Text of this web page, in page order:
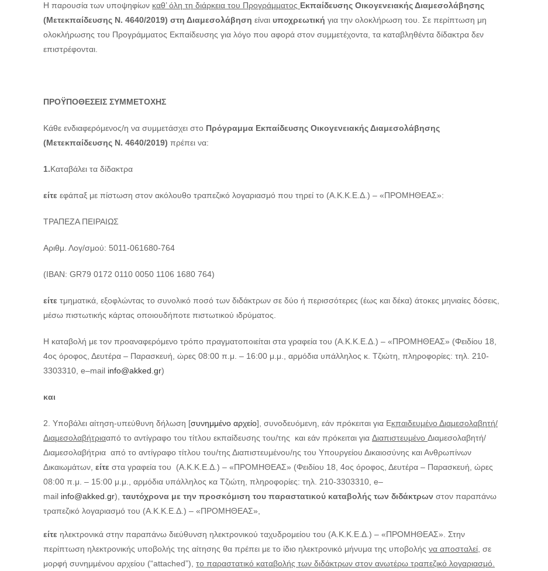
Η παρουσία των υποψηφίων καθ’ όλη τη διάρκεια του Προγράμματος Εκπαίδευσης Οικογενειακής Διαμεσολάβησης
(Μετεκπαίδευσης Ν. 4640/2019) στη Διαμεσολάβηση είναι υποχρεωτική για την ολοκλήρωση του. Σε περίπτωση μη
ολοκλήρωσης του Προγράμματος Εκπαίδευσης για λόγο που αφορά στον συμμετέχοντα, τα καταβληθέντα δίδακτρα δεν
επιστρέφονται.
ΠΡΟΫΠΟΘΕΣΕΙΣ ΣΥΜΜΕΤΟΧΗΣ
Κάθε ενδιαφερόμενος/η να συμμετάσχει στο Πρόγραμμα Εκπαίδευσης Οικογενειακής Διαμεσολάβησης
(Μετεκπαίδευσης Ν. 4640/2019) πρέπει να:
1.Καταβάλει τα δίδακτρα
είτε εφάπαξ με πίστωση στον ακόλουθο τραπεζικό λογαριασμό που τηρεί το (Α.Κ.Κ.Ε.Δ.) – «ΠΡΟΜΗΘΕΑΣ»:
ΤΡΑΠΕΖΑ ΠΕΙΡΑΙΩΣ
Αριθμ. Λογ/σμού: 5011-061680-764
(ΙΒΑΝ: GR79 0172 0110 0050 1106 1680 764)
είτε τμηματικά, εξοφλώντας το συνολικό ποσό των διδάκτρων σε δύο ή περισσότερες (έως και δέκα) άτοκες μηνιαίες δόσεις,
μέσω πιστωτικής κάρτας οποιουδήποτε πιστωτικού ιδρύματος.
Η καταβολή με τον προαναφερόμενο τρόπο πραγματοποιείται στα γραφεία του (Α.Κ.Κ.Ε.Δ.) – «ΠΡΟΜΗΘΕΑΣ» (Φειδίου 18,
4ος όροφος, Δευτέρα – Παρασκευή, ώρες 08:00 π.μ. – 16:00 μ.μ., αρμόδια υπάλληλος κ. Τζιώτη, πληροφορίες: τηλ. 210-
3303310, e–mail info@akked gr)
και
Υποβάλει αίτηση-υπεύθυνη δήλωση [συνημμένο αρχείο], συνοδευόμενη, εάν πρόκειται για Εκπαιδευμένο Διαμεσολαβητή/
Διαμεσολαβήτριααπό το αντίγραφο του τίτλου εκπαίδευσης του/της και εάν πρόκειται για Διαπιστευμένο Διαμεσολαβητή/
Διαμεσολαβήτρια από το αντίγραφο τίτλου του/της Διαπιστευμένου/ης του Υπουργείου Δικαιοσύνης και Ανθρωπίνων
Δικαιωμάτων, είτε στα γραφεία του (Α.Κ.Κ.Ε.Δ.) – «ΠΡΟΜΗΘΕΑΣ» (Φειδίου 18, 4ος όροφος, Δευτέρα – Παρασκευή, ώρες
08:00 π.μ. – 15:00 μ.μ., αρμόδια υπάλληλος κα Τζιώτη, πληροφορίες: τηλ. 210-3303310, e–
mail info@akked gr), ταυτόχρονα με την προσκόμιση του παραστατικού καταβολής των διδάκτρων στον παραπάνω
τραπεζικό λογαριασμό του (Α.Κ.Κ.Ε.Δ.) – «ΠΡΟΜΗΘΕΑΣ»,
είτε ηλεκτρονικά στην παραπάνω διεύθυνση ηλεκτρονικού ταχυδρομείου του (Α.Κ.Κ.Ε.Δ.) – «ΠΡΟΜΗΘΕΑΣ». Στην
περίπτωση ηλεκτρονικής υποβολής της αίτησης θα πρέπει με το ίδιο ηλεκτρονικό μήνυμα της υποβολής να αποσταλεί, σε
μορφή συνημμένου αρχείου (“attached”), το παραστατικό καταβολής των διδάκτρων στον ανωτέρω τραπεζικό λογαριασμό.